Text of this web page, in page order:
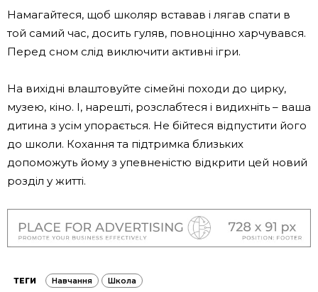
Намагайтеся, щоб школяр вставав і лягав спати в
той самий час, досить гуляв, повноцінно харчувався.
Перед сном слід виключити активні ігри.
На вихідні влаштовуйте сімейні походи до цирку,
музею, кіно. І, нарешті, розслабтеся і видихніть – ваша
дитина з усім упорається. Не бійтеся відпустити його
до школи. Кохання та підтримка близьких
допоможуть йому з упевненістю відкрити цей новий
розділ у житті.
ТЕГИ Навчання Школа